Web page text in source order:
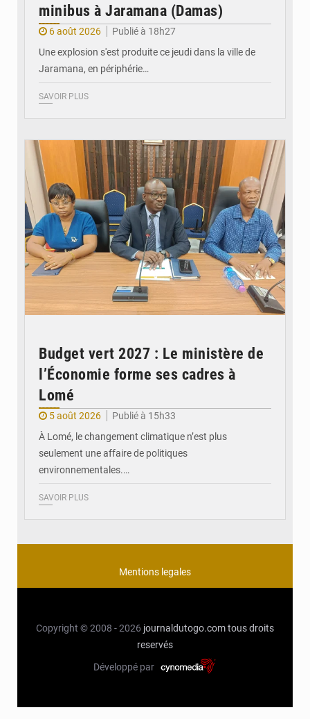
minibus à Jaramana (Damas)
6 août 2026
Publié à 18h27
Une explosion s'est produite ce jeudi dans la ville de
Jaramana, en périphérie…
SAVOIR PLUS
Budget vert 2027 : Le ministère de
l’Économie forme ses cadres à
Lomé
5 août 2026
Publié à 15h33
À Lomé, le changement climatique n’est plus
seulement une affaire de politiques
environnementales.…
SAVOIR PLUS
Mentions legales
Copyright © 2008 - 2026 journaldutogo.comtous droits
reservés
Développé par